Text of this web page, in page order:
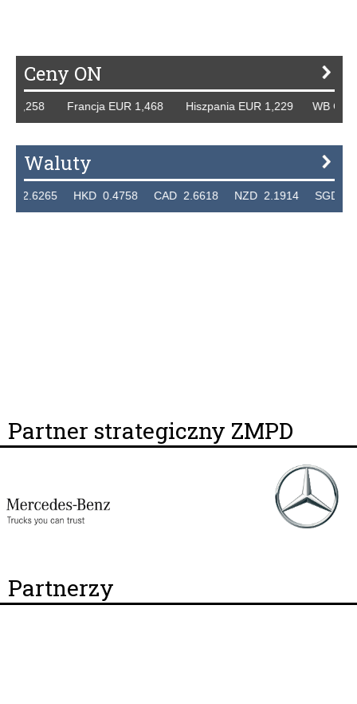
Ceny ON
Francja EUR 1,468 Hiszpania EUR 1,229 WB GBP
Waluty
HKD 0.4758 CAD 2.6618 NZD 2.1914 SGD
Partner strategiczny ZMPD
Partnerzy